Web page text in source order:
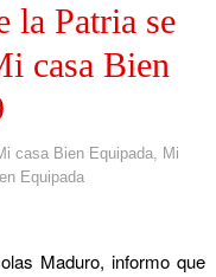
la Patria se
casa Bien
casa Bien Equipada,
Mi
Equipada
Maduro, informo que